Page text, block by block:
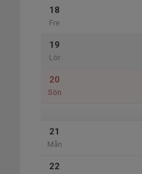
18
Fre
19
Lör
20
Sön
21
Mån
22